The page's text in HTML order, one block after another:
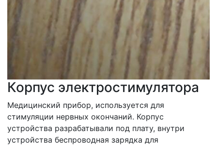
Корпус электростимулятора
Медицинский прибор, используется для
стимуляции нервных окончаний. Корпус
устройства разрабатывали под плату, внутри
устройства беспроводная зарядка для